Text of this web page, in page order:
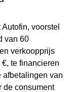
voorstel
van 60
verkoopprijs
te financieren
afbetalingen van
de consument